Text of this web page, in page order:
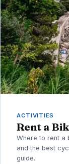
ACTIVITIES
Rent a
Where to rent a
and the best
guide.